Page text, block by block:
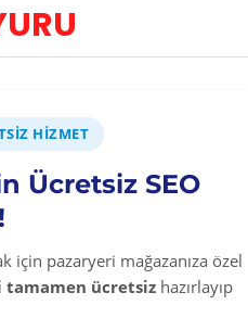
HIZMET
Ücretsiz SEO
için pazaryeri mağazanıza özel
tamamen ücretsiz hazırlayıp
Üyelere Özel Fiyat
Üye Olunuz